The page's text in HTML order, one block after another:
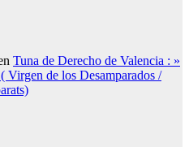
Tuna de Derecho de Valencia : »
Virgen de los Desamparados /